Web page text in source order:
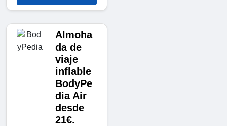
Almoha
da de
viaje
inflable
BodyPe
dia Air
desde
21€.